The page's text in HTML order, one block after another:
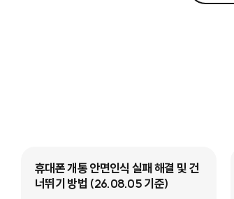
휴대폰 개통 안면인식 실패 해결 및 건
너뛰기 방법 (26.08.05 기준)